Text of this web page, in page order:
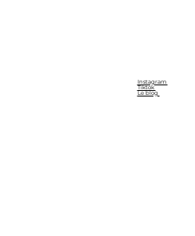
Instagram
Tiktok
Le blog